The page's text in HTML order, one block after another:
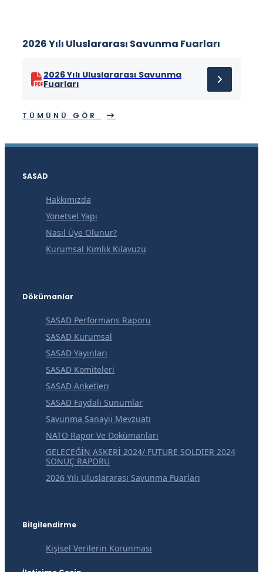
2026 Yılı Uluslararası Savunma Fuarları
2026 Yılı Uluslararası Savunma
Fuarları
TÜMÜNÜ GÖR
SASAD
Hakkımızda
Yönetsel Yapı
Nasıl Üye Olunur?
Kurumsal Kimlik Kılavuzu
Dökümanlar
SASAD Performans Raporu
SASAD Kurumsal
SASAD Yayınları
SASAD Komiteleri
SASAD Anketleri
SASAD Faydalı Sunumlar
Savunma Sanayii Mevzuatı
NATO Rapor Ve Dokümanları
GELECEĞİN ASKERİ 2024/ FUTURE SOLDIER 2024
SONUÇ RAPORU
2026 Yılı Uluslararası Savunma Fuarları
Bilgilendirme
Kişisel Verilerin Korunması